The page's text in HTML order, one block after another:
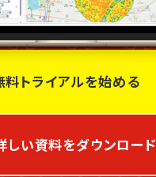
料トライアルを始める
しい資料をダウンロード